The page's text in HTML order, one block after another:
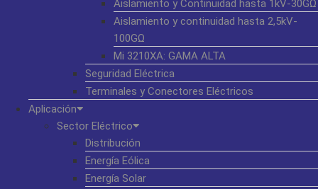
Aislamiento y Continuidad hasta 1kV-30GΩ
Aislamiento y continuidad hasta 2,5kV-
100GΩ
Mi 3210XA: GAMA ALTA
Seguridad Eléctrica
Terminales y Conectores Eléctricos
Aplicación
Sector Eléctrico
Distribución
Energía Eólica
Energía Solar